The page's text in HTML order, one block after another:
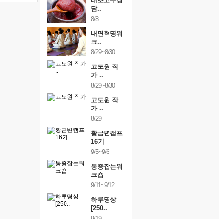
담..
8/8
내면혁명워
크..
8/29~8/30
고도원 작
가 ..
8/29~8/30
고도원 작
가 ..
8/29
황금변캠프
16기
9/5~9/6
통증잡는워
크숍
9/11~9/12
하루명상
[250..